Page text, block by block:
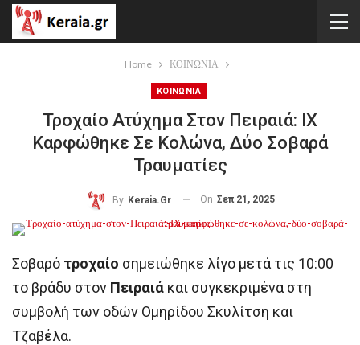
Home ΚΟΙΝΩΝΙΑ
ΚΟΙΝΩΝΙΑ
Τροχαίο Ατύχημα Στον Πειραιά: ΙΧ
Καρφώθηκε Σε Κολώνα, Δύο Σοβαρά
Τραυματίες
By Keraia.gr On Σεπ 21, 2025
Σοβαρό τροχαίο σημειώθηκε λίγο μετά τις 10:00
το βράδυ στον Πειραιά και συγκεκριμένα στη
συμβολή των οδών Ομηρίδου Σκυλίτση και
Τζαβέλα.